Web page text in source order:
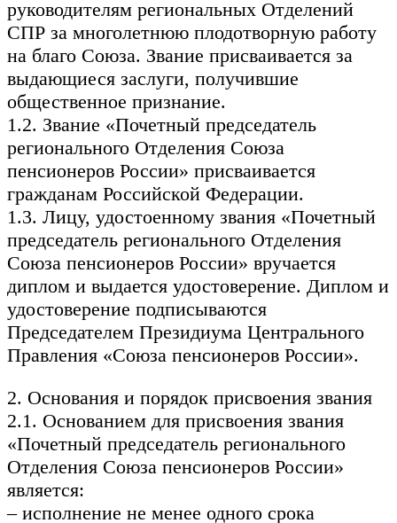
руководителям региональных Отделений
СПР за многолетнюю плодотворную работу
на благо Союза. Звание присваивается за
выдающиеся заслуги, получившие
общественное признание.
1.2. Звание «Почетный председатель
регионального Отделения Союза
пенсионеров России» присваивается
гражданам Российской Федерации.
1.3. Лицу, удостоенному звания «Почетный
председатель регионального Отделения
Союза пенсионеров России» вручается
диплом и выдается удостоверение. Диплом и
удостоверение подписываются
Председателем Президиума Центрального
Правления «Союза пенсионеров России».
2. Основания и порядок присвоения звания
2.1. Основанием для присвоения звания
«Почетный председатель регионального
Отделения Союза пенсионеров России»
является:
– исполнение не менее одного срока